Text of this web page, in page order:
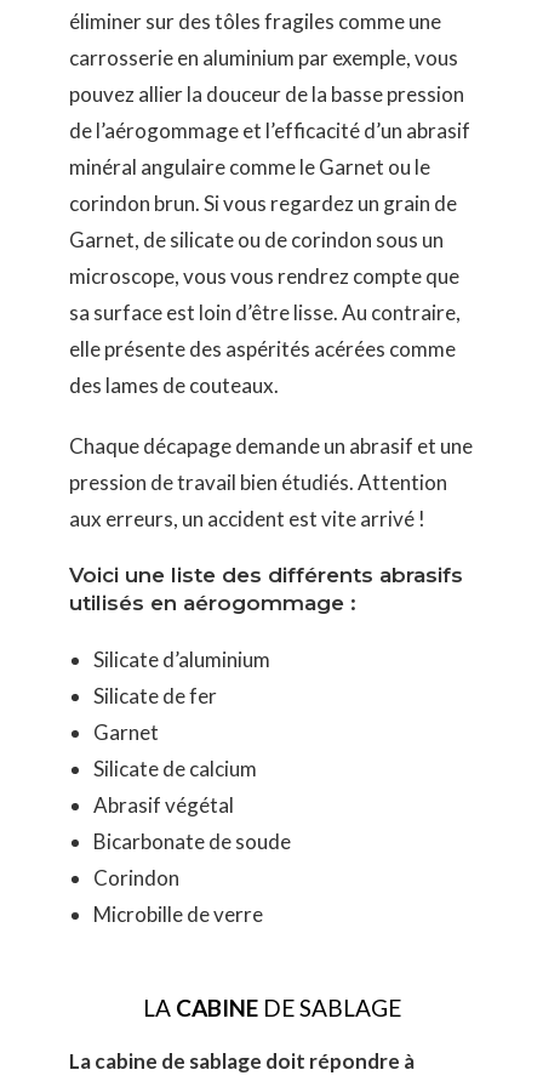
éliminer sur des tôles fragiles comme une
carrosserie en aluminium par exemple, vous
pouvez allier la douceur de la basse pression
de l’aérogommage et l’efficacité d’un abrasif
minéral angulaire comme le Garnet ou le
corindon brun. Si vous regardez un grain de
Garnet, de silicate ou de corindon sous un
microscope, vous vous rendrez compte que
sa surface est loin d’être lisse. Au contraire,
elle présente des aspérités acérées comme
des lames de couteaux.
Chaque décapage demande un abrasif et une
pression de travail bien étudiés. Attention
aux erreurs, un accident est vite arrivé !
Voici une liste des différents abrasifs
utilisés en aérogommage :
Silicate d’aluminium
Silicate de fer
Garnet
Silicate de calcium
Abrasif végétal
Bicarbonate de soude
Corindon
Microbille de verre
LA CABINEDE SABLAGE
La cabine de sablage doit répondre à